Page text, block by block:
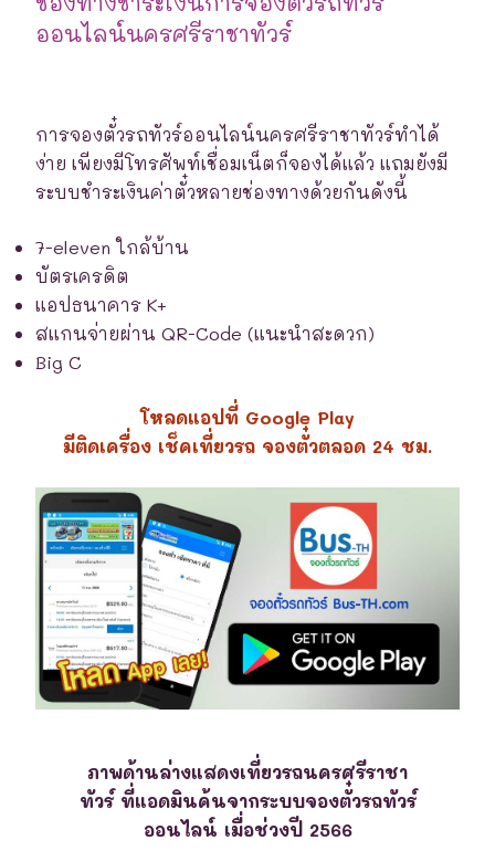
ออนไลน์นครศรีราชาทัวร์
การจองตั๋วรถทัวร์ออนไลน์นครศรีราชาทัวร์ทำได้
ง่าย เพียงมีโทรศัพท์เชื่อมเน็ตก็จองได้แล้ว แถมยังมี
ระบบชำระเงินค่าตั๋วหลายช่องทางด้วยกันดังนี้
7-eleven ใกล้บ้าน
บัตรเครดิต
แอปธนาคาร K+
สแกนจ่ายผ่าน QR-Code (แนะนำสะดวก)
Big C
โหลดแอปที่ Google Play
มีติดเครื่อง เช็คเที่ยวรถ จองตั๋วตลอด 24 ชม.
ภาพด้านล่างแสดงเที่ยวรถนครศรีราชา
ทัวร์ ที่แอดมินค้นจากระบบจองตั๋วรถทัวร์
ออนไลน์ เมื่อช่วงปี 2566